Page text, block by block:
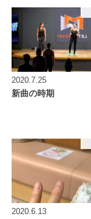
2020.7.25
新曲の時期
2020.6.13